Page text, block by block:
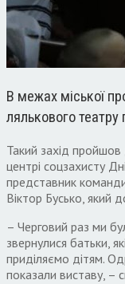
В межах міської
лялькового
Такий захід пройшов
центрі соцзахисту
представник
Віктор Бусько, який
– Черговий раз ми
звернулися батьки,
приділяємо дітям.
показали виставу, –